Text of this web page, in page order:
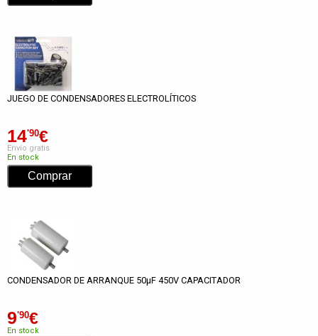
JUEGO DE CONDENSADORES ELECTROLÍTICOS
14'90€
Envío gratis
En stock
CONDENSADOR DE ARRANQUE 50µF 450V CAPACITADOR
9'90€
En stock